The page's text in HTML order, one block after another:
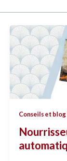
Conseils et blog
Nourrisseur
6
à
dispersion
automatique